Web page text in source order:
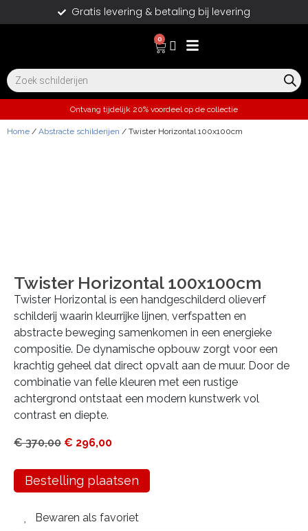
Gratis levering & betaling bij levering
0
Ontvang tijdelijk 20% voordeel op de collectie
Home / Abstracte schilderijen / Twister Horizontal 100x100cm
Twister Horizontal 100x100cm
Twister Horizontal is een handgeschilderd olieverf
schilderij waarin kleurrijke lijnen, verfspatten en
abstracte beweging samenkomen in een energieke
compositie. De dynamische opbouw zorgt voor een
krachtig geheel dat direct opvalt aan de muur. Door de
combinatie van felle kleuren met een rustige
achtergrond ontstaat een modern kunstwerk vol
contrast en diepte.
€370,00 € 296,00
Bestelling plaatsen
Bewaren als favoriet